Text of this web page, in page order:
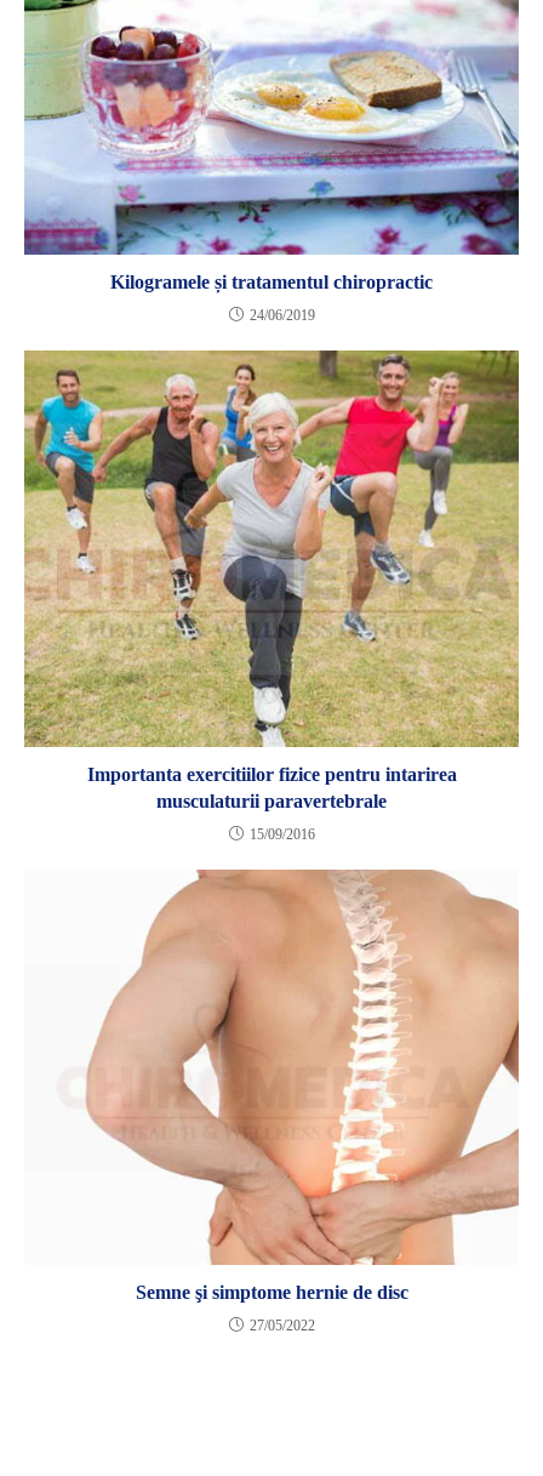
Kilogramele și tratamentul chiropractic
24/06/2019
Importanta exercitiilor fizice pentru intarirea
musculaturii paravertebrale
15/09/2016
Semne şi simptome hernie de disc
27/05/2022